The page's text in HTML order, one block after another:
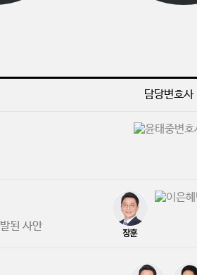
의뢰인에 대하
이는 구속을
외 목적 프로포폴투
지의 여부가 쟁점인
다. 수사기관에서는
방문횟수를 들며 이
에 대해서 억울해하
니다.
담당변호사
된 사안